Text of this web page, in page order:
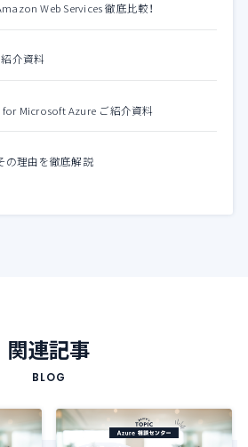
Web Services 徹底比較！
介資料
Microsoft Azure ご紹介資料
の理由を徹底解説
関連記事
BLOG